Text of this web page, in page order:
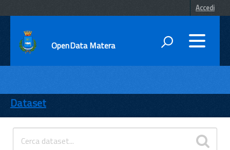
Accedi
OpenData Matera
ENTI
TEMI
INFORMAZIONI
Dataset